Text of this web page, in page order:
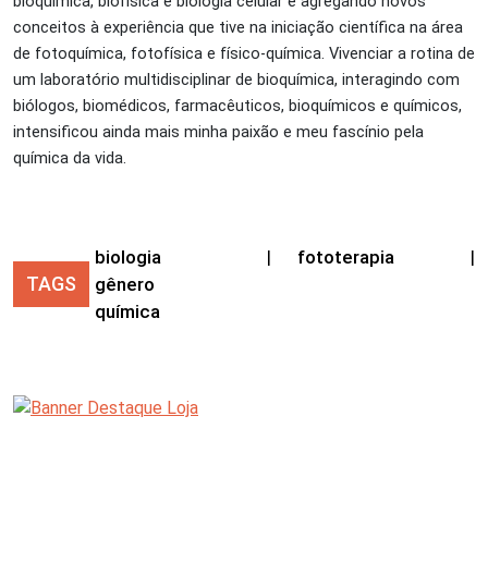
conceitos à experiência que tive na iniciação científica na área
de fotoquímica, fotofísica e físico-química. Vivenciar a rotina de
um laboratório multidisciplinar de bioquímica, interagindo com
biólogos, biomédicos, farmacêuticos, bioquímicos e químicos,
intensificou ainda mais minha paixão e meu fascínio pela
química da vida.
TAGS
biologia | fototerapia
|
gênero
química